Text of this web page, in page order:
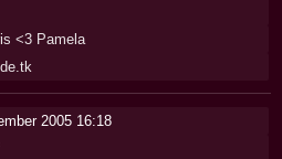
<3 Pamela
2005 16:18